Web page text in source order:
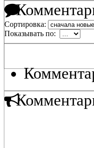
Сортировка:
Показывать по: